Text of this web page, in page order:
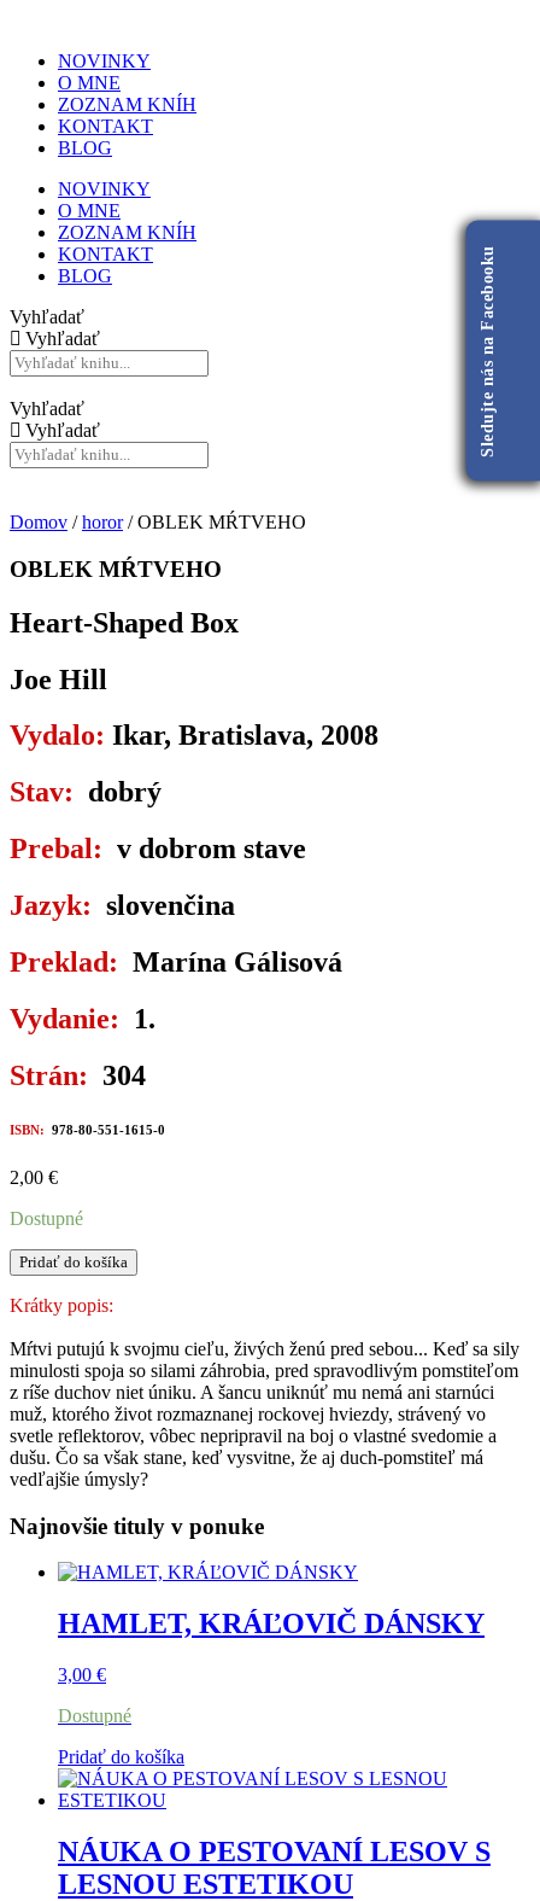
NOVINKY
O MNE
ZOZNAM KNÍH
KONTAKT
BLOG
NOVINKY
O MNE
ZOZNAM KNÍH
KONTAKT
BLOG
Vyhľadať
Vyhľadať
Vyhľadať
Vyhľadať
Domov /horor/ OBLEK MŔTVEHO
OBLEK MŔTVEHO
Heart-Shaped Box
Joe Hill
Vydalo: Ikar, Bratislava, 2008
Stav: dobrý
Prebal: v dobrom stave
Jazyk: slovenčina
Preklad: Marína Gálisová
Vydanie: 1.
Strán: 304
ISBN: 978-80-551-1615-0
2,00 €
Dostupné
množstvo
OBLEK
MŔTVEHO
Pridať do košíka
Krátky popis:
Mŕtvi putujú k svojmu cieľu, živých ženú pred sebou... Keď sa sily
minulosti spoja so silami záhrobia, pred spravodlivým pomstiteľom
z ríše duchov niet úniku. A šancu uniknúť mu nemá ani starnúci
muž, ktorého život rozmaznanej rockovej hviezdy, strávený vo
svetle reflektorov, vôbec nepripravil na boj o vlastné svedomie a
dušu. Čo sa však stane, keď vysvitne, že aj duch-pomstiteľ má
vedľajšie úmysly?
Najnovšie tituly v ponuke
HAMLET, KRÁĽOVIČ DÁNSKY
3,00 €
Dostupné
Pridať do košíka
NÁUKA O PESTOVANÍ LESOV S
LESNOU ESTETIKOU
Sledujte nás na Facebooku